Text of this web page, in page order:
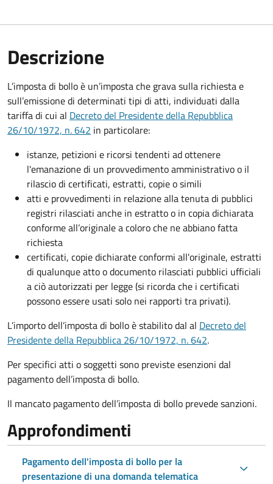
Descrizione
L’imposta di bollo è un’imposta che grava sulla richiesta e
sull’emissione di determinati tipi di atti, individuati dalla
tariffa di cui al Decreto del Presidente della Repubblica
26/10/1972, n. 642 in particolare:
istanze, petizioni e ricorsi tendenti ad ottenere
l'emanazione di un provvedimento amministrativo o il
rilascio di certificati, estratti, copie o simili
atti e provvedimenti in relazione alla tenuta di pubblici
registri rilasciati anche in estratto o in copia dichiarata
conforme all’originale a coloro che ne abbiano fatta
richiesta
certificati, copie dichiarate conformi all'originale, estratti
di qualunque atto o documento rilasciati pubblici ufficiali
a ciò autorizzati per legge (si ricorda che i certificati
possono essere usati solo nei rapporti tra privati).
L’importo dell’imposta di bollo è stabilito dal al Decreto del
Presidente della Repubblica 26/10/1972, n. 642.
Per specifici atti o soggetti sono previste esenzioni dal
pagamento dell’imposta di bollo.
Il mancato pagamento dell’imposta di bollo prevede sanzioni.
Approfondimenti
Pagamento dell'imposta di bollo per la
presentazione di una domanda telematica